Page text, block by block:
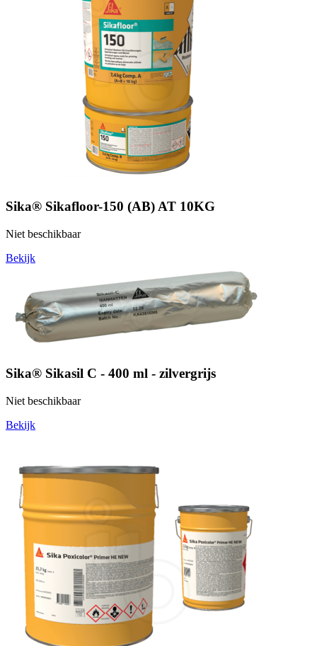
Sika® Sikafloor-150 (AB) AT 10KG
Niet beschikbaar
Bekijk
Sika® Sikasil C - 400 ml - zilvergrijs
Niet beschikbaar
Bekijk